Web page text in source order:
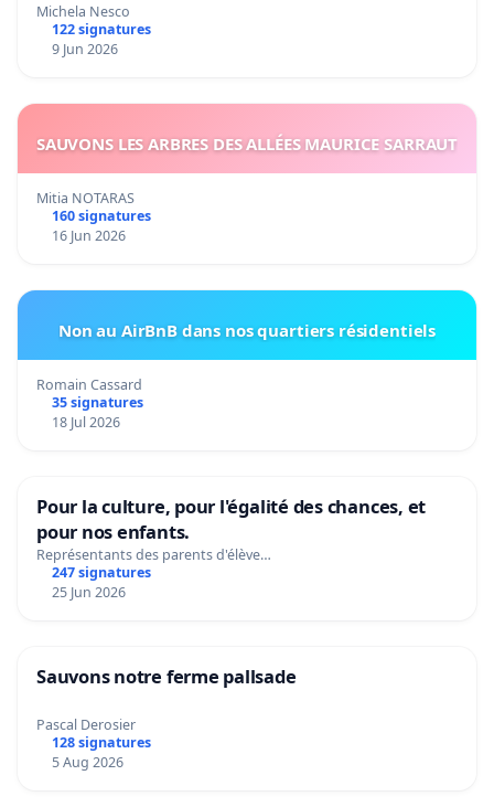
Michela Nesco
122 signatures
9 Jun 2026
SAUVONS LES ARBRES DES ALLÉES MAURICE SARRAUT
Mitia NOTARAS
160 signatures
16 Jun 2026
Non au AirBnB dans nos quartiers résidentiels
Romain Cassard
35 signatures
18 Jul 2026
Pour la culture, pour l'égalité des chances, et
pour nos enfants.
Représentants des parents d'élève…
247 signatures
25 Jun 2026
Sauvons notre ferme pallsade
Pascal Derosier
128 signatures
5 Aug 2026